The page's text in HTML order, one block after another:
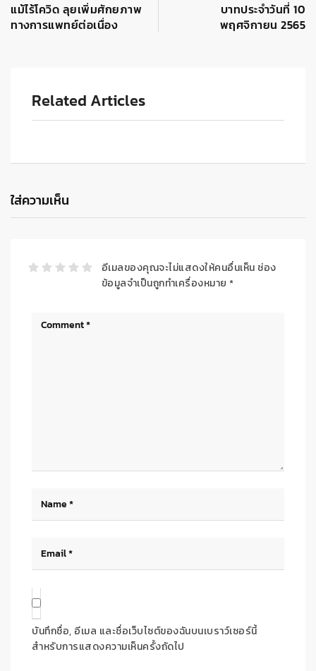
แม้ไร้โควิด ลุยเพิ่มศักยภาพ
ทางการแพทย์ต่อเนื่อง
บาทประจำวันที่ 10
พฤศจิกายน 2565
Related Articles
ใส่ความเห็น
อีเมลของคุณจะไม่แสดงให้คนอื่นเห็น ช่อง
ข้อมูลจำเป็นถูกทำเครื่องหมาย *
บันทึกชื่อ, อีเมล และชื่อเว็บไซต์ของฉันบนเบราว์เซอร์นี้
สำหรับการแสดงความเห็นครั้งถัดไป